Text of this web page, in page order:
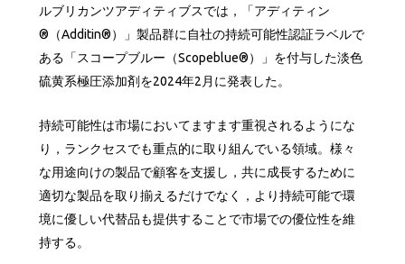
ルブリカンツアディティブスでは，「アディティン
®（Additin®）」製品群に自社の持続可能性認証ラベルで
ある「スコープブルー（Scopeblue®）」を付与した淡色
硫黄系極圧添加剤を2024年2月に発表した。
持続可能性は市場においてますます重視されるようにな
り，ランクセスでも重点的に取り組んでいる領域。様々
な用途向けの製品で顧客を支援し，共に成長するために
適切な製品を取り揃えるだけでなく，より持続可能で環
境に優しい代替品も提供することで市場での優位性を維
持する。